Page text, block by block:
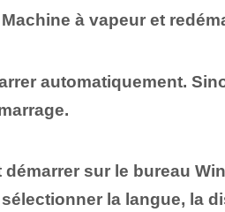
Machine à vapeuret
automatiquement.
sur le bureau
la langue, la